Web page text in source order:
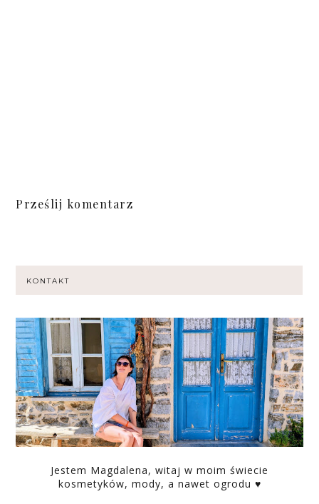
Prześlij komentarz
KONTAKT
Jestem Magdalena, witaj w moim świecie
kosmetyków, mody, a nawet ogrodu ♥